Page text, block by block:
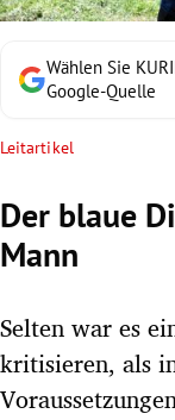
Untermenü
Untermenü
Untermenü
Untermenü
Untermenü
Untermenü
Wählen Sie
Google-Quelle
Leitartikel
Der blaue
Mann
Selten war es
kritisieren, als